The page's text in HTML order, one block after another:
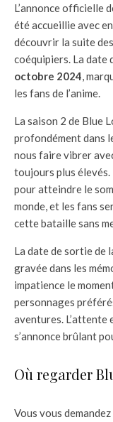
L’annonce officielle
été accueillie avec
découvrir la suite
coéquipiers. La date
octobre 2024,
les fans de l’anime.
La saison 2 de Blue
profondément dans
nous faire vibrer
toujours plus
pour atteindre le
monde, et les fans
cette bataille sans
La date de sortie de
gravée dans les
impatience le
personnages
aventures. L’attente
s’annonce brûlant
Où regarder
Vous vous